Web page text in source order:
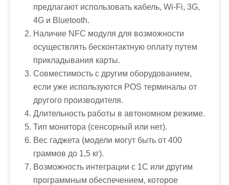
предлагают использовать кабель, Wi-Fi, 3G,
4G и Bluetooth.
Наличие NFC модуля для возможности
осуществлять бесконтактную оплату путем
прикладывания карты.
Совместимость с другим оборудованием,
если уже используются POS терминалы от
другого производителя.
Длительность работы в автономном режиме.
Тип монитора (сенсорный или нет).
Вес гаджета (модели могут быть от 400
граммов до 1,5 кг).
Возможность интеграции с 1С или другим
программным обеспечением, которое